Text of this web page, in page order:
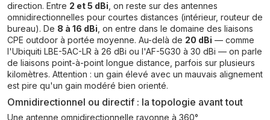
direction. Entre 2 et 5 dBi , on reste sur des antennes
omnidirectionnelles pour courtes distances (intérieur, routeur de
bureau). De 8 à 16 dBi , on entre dans le domaine des liaisons
CPE outdoor à portée moyenne. Au-delà de 20 dBi — comme
l'Ubiquiti LBE-5AC-LR à 26 dBi ou l'AF-5G30 à 30 dBi — on parle
de liaisons point-à-point longue distance, parfois sur plusieurs
kilomètres. Attention : un gain élevé avec un mauvais alignement
est pire qu'un gain modéré bien orienté.
Omnidirectionnel ou directif : la topologie avant tout
Une antenne omnidirectionnelle rayonne à 360°